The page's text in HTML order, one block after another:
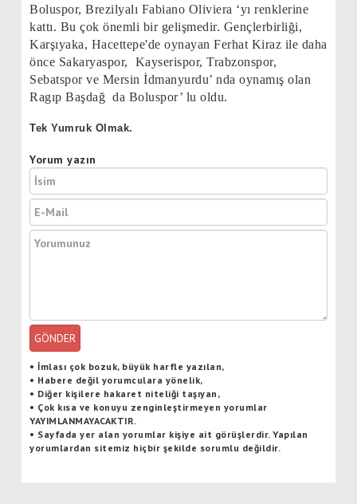
Boluspor, Brezilyalı Fabiano Oliviera ‘yı renklerine
kattı. Bu çok önemli bir gelişmedir. Gençlerbirliği,
Karşıyaka, Hacettepe'de oynayan Ferhat Kiraz ile daha
önce Sakaryaspor,
Kayserispor, Trabzonspor,
Sebatspor ve Mersin İdmanyurdu’ nda oynamış olan
Ragıp Başdağ da Boluspor’ lu oldu.
Tek Yumruk Olmak.
Yorum yazın
GÖNDER
• İmlası çok bozuk, büyük harfle yazılan,
• Habere değil yorumculara yönelik,
• Diğer kişilere hakaret niteliği taşıyan,
• Çok kısa ve konuyu zenginleştirmeyen yorumlar
YAYIMLANMAYACAKTIR.
• Sayfada yer alan yorumlar kişiye ait görüşlerdir. Yapılan
yorumlardan sitemiz hiçbir şekilde sorumlu değildir.